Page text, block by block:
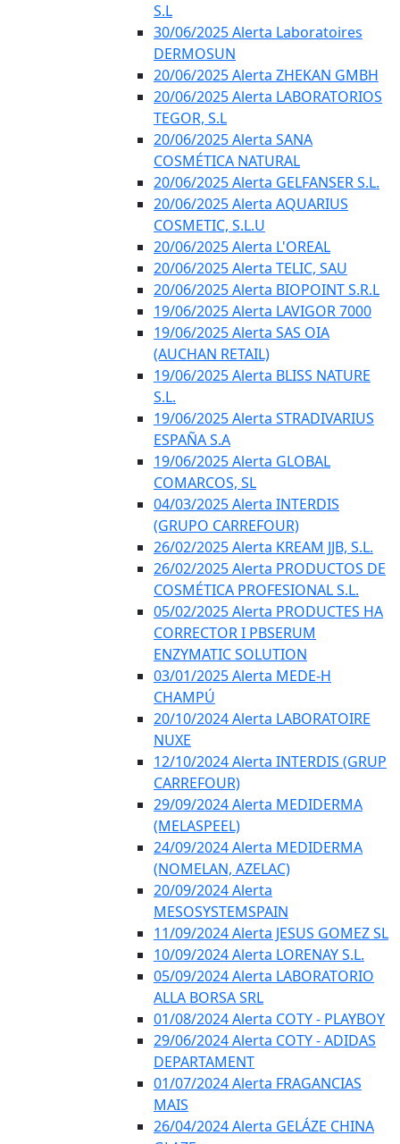
S.L
30/06/2025 Alerta Laboratoires
DERMOSUN
20/06/2025 Alerta ZHEKAN GMBH
20/06/2025 Alerta LABORATORIOS
TEGOR, S.L
20/06/2025 Alerta SANA
COSMÉTICA NATURAL
20/06/2025 Alerta GELFANSER S.L.
20/06/2025 Alerta AQUARIUS
COSMETIC, S.L.U
20/06/2025 Alerta L'OREAL
20/06/2025 Alerta TELIC, SAU
20/06/2025 Alerta BIOPOINT S.R.L
19/06/2025 Alerta LAVIGOR 7000
19/06/2025 Alerta SAS OIA
(AUCHAN RETAIL)
19/06/2025 Alerta BLISS NATURE
S.L.
19/06/2025 Alerta STRADIVARIUS
ESPAÑA S.A
19/06/2025 Alerta GLOBAL
COMARCOS, SL
04/03/2025 Alerta INTERDIS
(GRUPO CARREFOUR)
26/02/2025 Alerta KREAM JJB, S.L.
26/02/2025 Alerta PRODUCTOS DE
COSMÉTICA PROFESIONAL S.L.
05/02/2025 Alerta PRODUCTES HA
CORRECTOR I PBSERUM
ENZYMATIC SOLUTION
03/01/2025 Alerta MEDE-H
CHAMPÚ
20/10/2024 Alerta LABORATOIRE
NUXE
12/10/2024 Alerta INTERDIS (GRUP
CARREFOUR)
29/09/2024 Alerta MEDIDERMA
(MELASPEEL)
24/09/2024 Alerta MEDIDERMA
(NOMELAN, AZELAC)
20/09/2024 Alerta
MESOSYSTEMSPAIN
11/09/2024 Alerta JESUS GOMEZ SL
10/09/2024 Alerta LORENAY S.L.
05/09/2024 Alerta LABORATORIO
ALLA BORSA SRL
01/08/2024 Alerta COTY - PLAYBOY
29/06/2024 Alerta COTY - ADIDAS
DEPARTAMENT
01/07/2024 Alerta FRAGANCIAS
MAIS
26/04/2024 Alerta GELÁZE CHINA